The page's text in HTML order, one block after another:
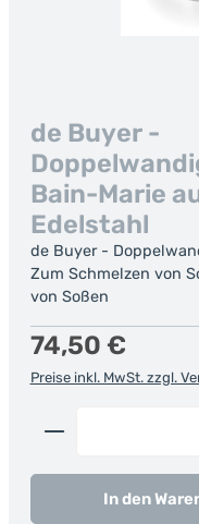
de Buyer -
Bain-Marie
Edelstahl
de Buyer -
Zum Schmelzen von
von Soßen
Regulärer Preis:
74,50 €
Preise inkl. MwSt. zzgl.
Produkt Anzahl:
In den